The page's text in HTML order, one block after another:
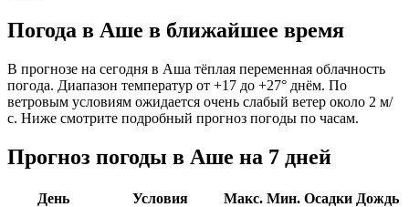
Погода в Аше в ближайшее время
В прогнозе на сегодня в Аша тёплая переменная облачность
погода. Диапазон температур от +17 до +27° днём. По
ветровым условиям ожидается очень слабый ветер около 2 м/
с. Ниже смотрите подробный прогноз погоды по часам.
Прогноз погоды в Аше на 7 дней
День Условия Макс. Мин. Осадки Дождь